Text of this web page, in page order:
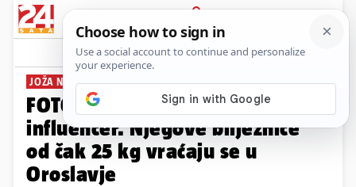
PRIJAVA
News Komentari
JOŽA NAM SE VRATIO PLUS+
FOTO Joža Iz Zagorja bio je prvi
influencer. Njegove bilježnice
od čak 25 kg vraćaju se u
Oroslavje